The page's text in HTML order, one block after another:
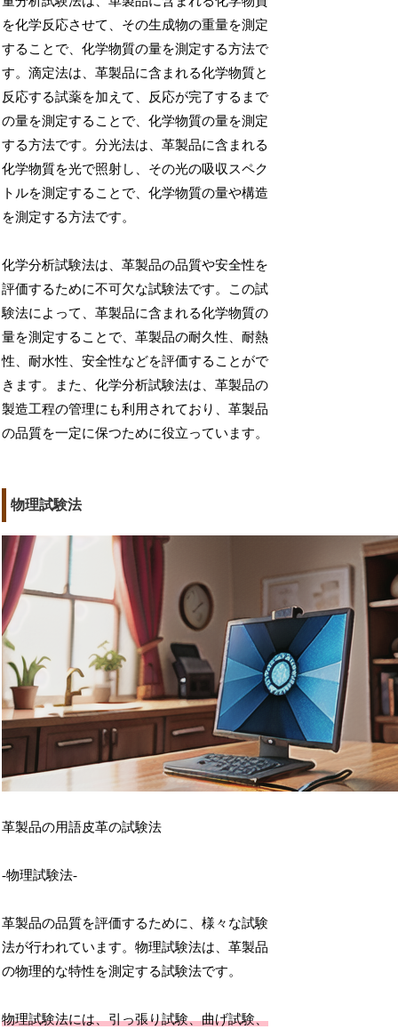
を化学反応させて、その生成物の重量を測定
することで、化学物質の量を測定する方法で
す。滴定法は、革製品に含まれる化学物質と
反応する試薬を加えて、反応が完了するまで
の量を測定することで、化学物質の量を測定
する方法です。分光法は、革製品に含まれる
化学物質を光で照射し、その光の吸収スペク
トルを測定することで、化学物質の量や構造
を測定する方法です。
化学分析試験法は、革製品の品質や安全性を
評価するために不可欠な試験法です。この試
験法によって、革製品に含まれる化学物質の
量を測定することで、革製品の耐久性、耐熱
性、耐水性、安全性などを評価することがで
きます。また、化学分析試験法は、革製品の
製造工程の管理にも利用されており、革製品
の品質を一定に保つために役立っています。
物理試験法
革製品の用語皮革の試験法
-物理試験法-
革製品の品質を評価するために、様々な試験
法が行われています。物理試験法は、革製品
の物理的な特性を測定する試験法です。
物理試験法には、引っ張り試験、曲げ試験、